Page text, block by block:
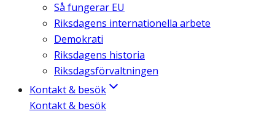
Så fungerar EU
Riksdagens internationella arbete
Demokrati
Riksdagens historia
Riksdagsförvaltningen
Kontakt & besök
Kontakt & besök